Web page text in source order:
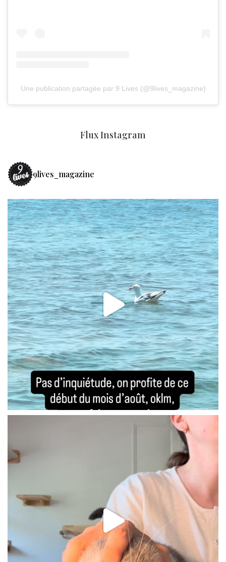
Une publication partagée par 9 Lives (@9lives_magazine)
Flux Instagram
9lives_magazine